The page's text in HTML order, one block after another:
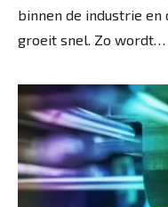
binnen de industrie
groeit snel. Zo wordt…